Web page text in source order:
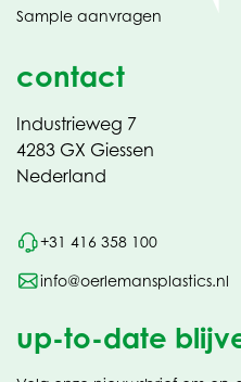
Sample aanvragen
contact
Industrieweg 7
4283 GX Giessen
Nederland
+31 416 358 100
info@oerlemansplastics.nl
up-to-date